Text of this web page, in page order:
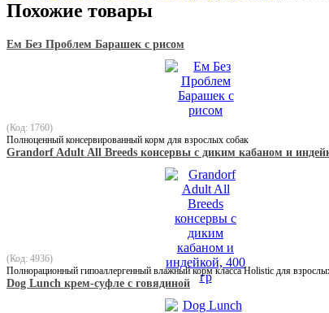
Похожие товары
Ем Без Проблем Барашек с рисом
(Код: 1760)
Полноценный консервированный корм для взрослых собак
Grandorf Adult All Breeds консервы с диким кабаном и
(Код: 4936)
Полнорационный гипоаллергенный влажный корм класса Holistic для
Dog Lunch крем-суфле с говядиной